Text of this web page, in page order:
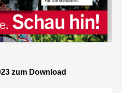
zum Download